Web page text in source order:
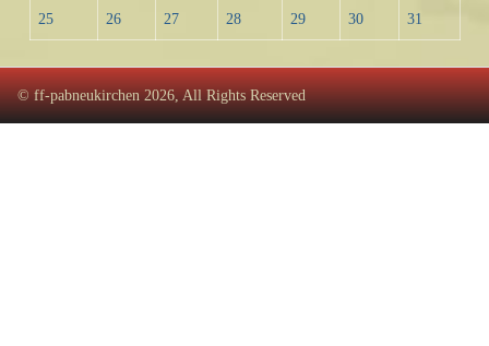
25 26 27 28 29 30 31
© ff-pabneukirchen 2026, All Rights Reserved